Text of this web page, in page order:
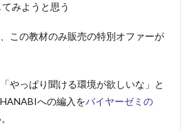
みようと思う
この教材のみ販売の特別オファーが
やっぱり聞ける環境が欲しいな」と
への編入をバイヤーゼミの